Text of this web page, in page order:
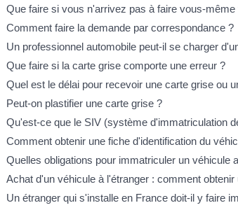
Que faire si vous n'arrivez pas à faire vous-
Comment faire la demande par correspondance ?
Un professionnel automobile peut-il se charger
Que faire si la carte grise comporte une erreur ?
Quel est le délai pour recevoir une carte grise ou
Peut-on plastifier une carte grise ?
Qu'est-ce que le SIV (système d'immatriculation
Comment obtenir une fiche d'identification du
Quelles obligations pour immatriculer un véhicule
Achat d'un véhicule à l'étranger : comment
Un étranger qui s'installe en France doit-il y faire